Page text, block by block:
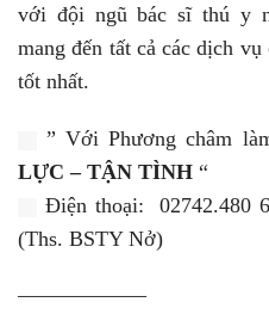
với đội ngũ bác sĩ thú y
mang đến tất cả các dịch
tốt nhất.
” Với Phương châm
LỰC – TẬN TÌNH “
Điện thoại: 02742.480
(Ths. BSTY Nở)
——————